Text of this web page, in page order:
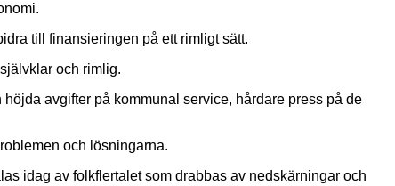
till finansieringen på ett rimligt sätt.
och rimlig.
avgifter på kommunal service, hårdare press på de
och lösningarna.
idag av folkflertalet som drabbas av nedskärningar och